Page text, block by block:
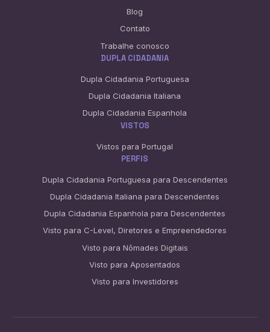
Blog
Contato
Trabalhe conosco
DUPLA CIDADANIA
Dupla Cidadania Portuguesa
Dupla Cidadania Italiana
Dupla Cidadania Espanhola
VISTOS
Vistos para Portugal
PERFIS
Dupla Cidadania Portuguesa para Descendentes
Dupla Cidadania Italiana para Descendentes
Dupla Cidadania Espanhola para Descendentes
Visto para C-Level, Diretores e Empreendedores
Visto para Nômades Digitais
Visto para Aposentados
Visto para Investidores